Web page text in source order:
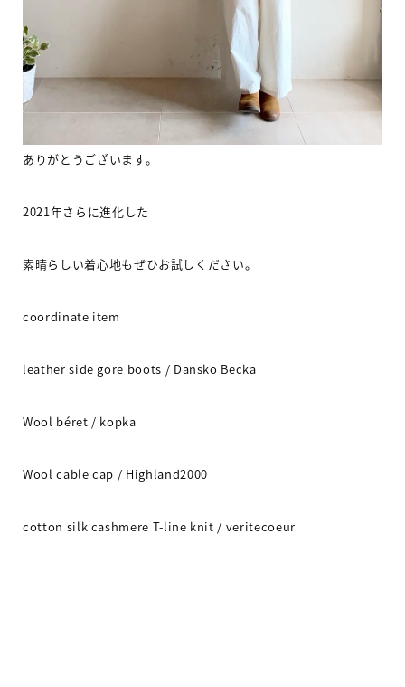
ありがとうございます。
2021年さらに進化した
素晴らしい着心地もぜひお試しください。
coordinate item
leather side gore boots / Dansko Becka
Wool béret / kopka
Wool cable cap / Highland2000
cotton silk cashmere T-line knit / veritecoeur